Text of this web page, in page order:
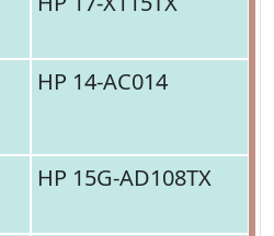
HP 14-AC014
HP 15G-AD108TX